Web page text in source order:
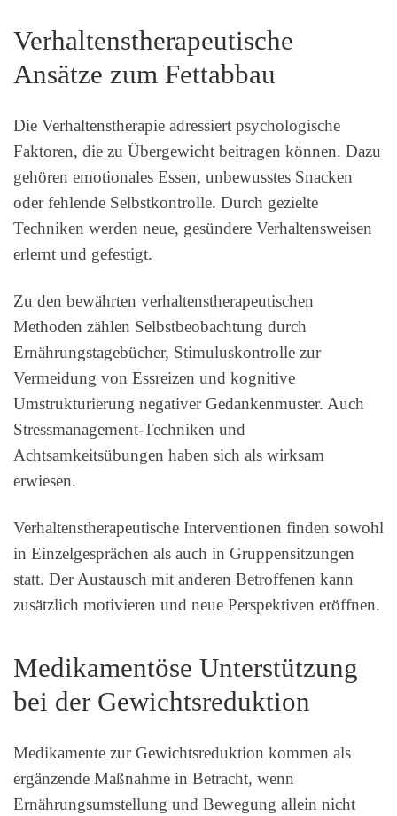
Verhaltenstherapeutische
Ansätze zum Fettabbau
Die Verhaltenstherapie adressiert psychologische
Faktoren, die zu Übergewicht beitragen können. Dazu
gehören emotionales Essen, unbewusstes Snacken
oder fehlende Selbstkontrolle. Durch gezielte
Techniken werden neue, gesündere Verhaltensweisen
erlernt und gefestigt.
Zu den bewährten verhaltenstherapeutischen
Methoden zählen Selbstbeobachtung durch
Ernährungstagebücher, Stimuluskontrolle zur
Vermeidung von Essreizen und kognitive
Umstrukturierung negativer Gedankenmuster. Auch
Stressmanagement-Techniken und
Achtsamkeitsübungen haben sich als wirksam
erwiesen.
Verhaltenstherapeutische Interventionen finden sowohl
in Einzelgesprächen als auch in Gruppensitzungen
statt. Der Austausch mit anderen Betroffenen kann
zusätzlich motivieren und neue Perspektiven eröffnen.
Medikamentöse Unterstützung
bei der Gewichtsreduktion
Medikamente zur Gewichtsreduktion kommen als
ergänzende Maßnahme in Betracht, wenn
Ernährungsumstellung und Bewegung allein nicht